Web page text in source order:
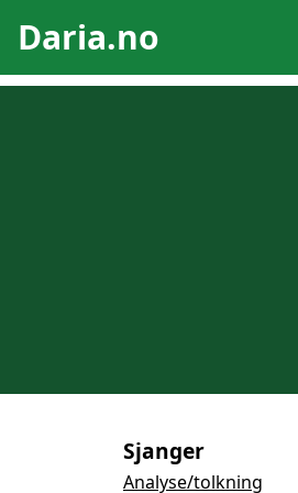
Daria.no
Sjanger
Analyse/tolkning